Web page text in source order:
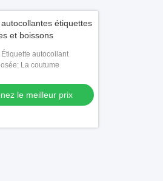
étiquettes
et boissons
Étiquette autocollant
La coutume
le meilleur prix